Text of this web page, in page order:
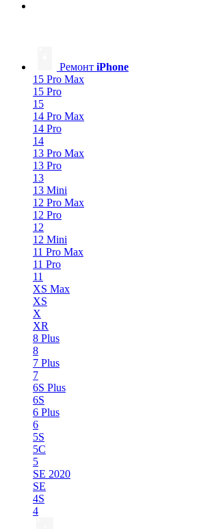
Ремонт iPhone
15 Pro Max
15 Pro
15
14 Pro Max
14 Pro
14
13 Pro Max
13 Pro
13
13 Mini
12 Pro Max
12 Pro
12
12 Mini
11 Pro Max
11 Pro
11
XS Max
XS
X
XR
8 Plus
8
7 Plus
7
6S Plus
6S
6 Plus
6
5S
5C
5
SE 2020
SE
4S
4